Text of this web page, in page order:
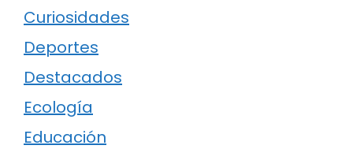
Curiosidades
Deportes
Destacados
Ecología
Educación